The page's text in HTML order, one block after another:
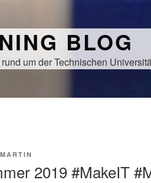
BLOG
um der Technischen
MARTIN
2019 #MakeIT